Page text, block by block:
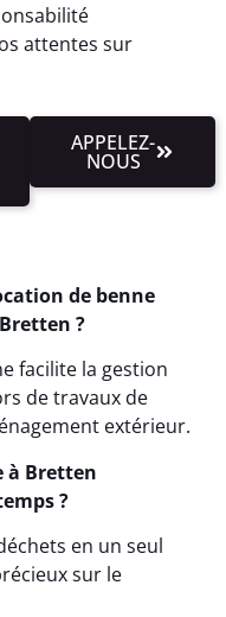
attentes sur
APPELEZ-
NOUS
de benne
?
facilite la gestion
de travaux de
extérieur.
à Bretten
?
en un seul
sur le